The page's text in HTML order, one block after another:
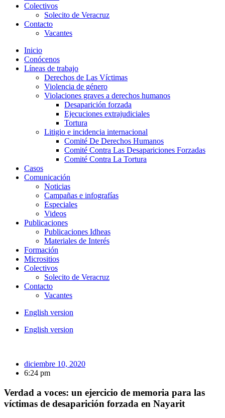
Colectivos
Solecito de Veracruz
Contacto
Vacantes
Inicio
Conócenos
Líneas de trabajo
Derechos de Las Víctimas
Violencia de género
Violaciones graves a derechos humanos
Desaparición forzada​
Ejecuciones extrajudiciales
Tortura
Litigio e incidencia internacional
Comité De Derechos Humanos​
Comité Contra Las Desapariciones Forzadas
Comité Contra La Tortura​
Casos
Comunicación
Noticias
Campañas e infografías
Especiales
Videos
Publicaciones
Publicaciones Idheas
Materiales de Interés
Formación
Micrositios
Colectivos
Solecito de Veracruz
Contacto
Vacantes
English version
English version
diciembre 10, 2020
6:24 pm
Verdad a voces: un ejercicio de memoria para las
víctimas de desaparición forzada en Nayarit